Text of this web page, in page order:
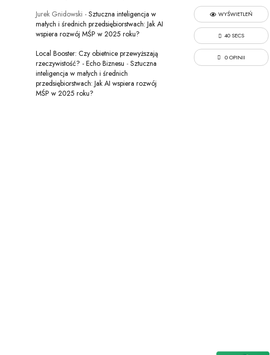
WYŚWIETLEŃ
40 SECS
0 OPINII
Jurek Gnidowski - Sztuczna inteligencja w
małych i średnich przedsiębiorstwach: Jak AI
wspiera rozwój MŚP w 2025 roku?
Local Booster: Czy obietnice przewyższają
rzeczywistość? - Echo Biznesu - Sztuczna
inteligencja w małych i średnich
przedsiębiorstwach: Jak AI wspiera rozwój
MŚP w 2025 roku?